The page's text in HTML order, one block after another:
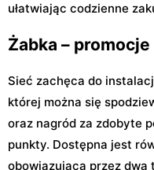
ułatwiając codzienne
Żabka –
Sieć zachęca do
której można się
oraz nagród za zdobyte
punkty. Dostępna jest
obowiązująca przez dwa